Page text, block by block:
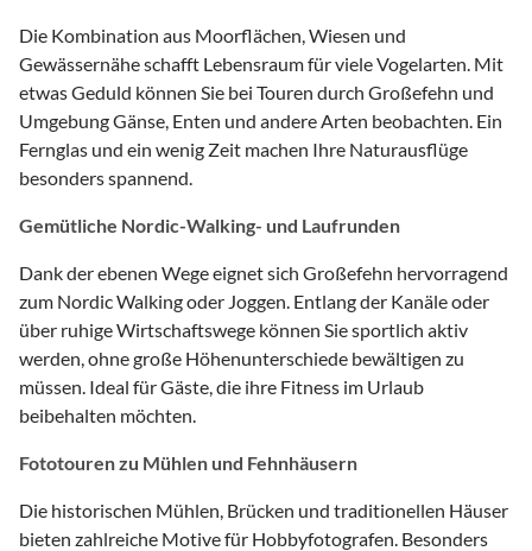
Die Kombination aus Moorflächen, Wiesen und
Gewässernähe schafft Lebensraum für viele Vogelarten. Mit
etwas Geduld können Sie bei Touren durch Großefehn und
Umgebung Gänse, Enten und andere Arten beobachten. Ein
Fernglas und ein wenig Zeit machen Ihre Naturausflüge
besonders spannend.
Gemütliche Nordic-Walking- und Laufrunden
Dank der ebenen Wege eignet sich Großefehn hervorragend
zum Nordic Walking oder Joggen. Entlang der Kanäle oder
über ruhige Wirtschaftswege können Sie sportlich aktiv
werden, ohne große Höhenunterschiede bewältigen zu
müssen. Ideal für Gäste, die ihre Fitness im Urlaub
beibehalten möchten.
Fototouren zu Mühlen und Fehnhäusern
Die historischen Mühlen, Brücken und traditionellen Häuser
bieten zahlreiche Motive für Hobbyfotografen. Besonders